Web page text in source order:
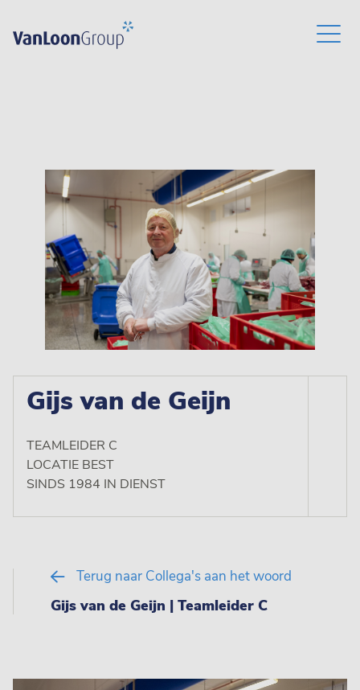
Gijs van de Geijn
TEAMLEIDER C
LOCATIE BEST
SINDS 1984 IN DIENST
Terug naar Collega's aan het woord
Gijs van de Geijn | Teamleider C